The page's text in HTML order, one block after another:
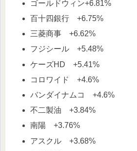
ゴールドウィン+6.81%
百十四銀行 +6.75%
三菱商事 +6.62%
フジシール +5.48%
ケーズHD +5.41%
コロワイド +4.6%
バンダイナムコ +4.6%
不二製油 +3.84%
南陽 +3.76%
アスクル +3.68%